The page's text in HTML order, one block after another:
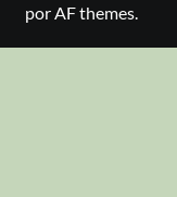
por AF themes.